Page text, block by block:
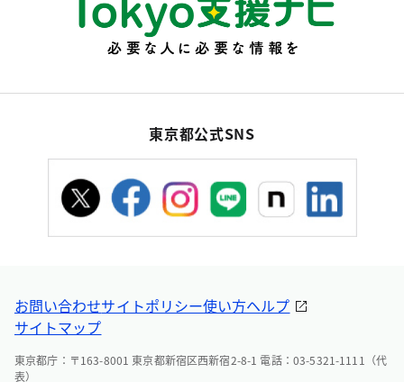
東京都公式SNS
お問い合わせサイトポリシー使い方ヘルプ
サイトマップ
東京都庁：〒163-8001 東京都新宿区西新宿2-8-1 電話：03-5321-1111（代
表）